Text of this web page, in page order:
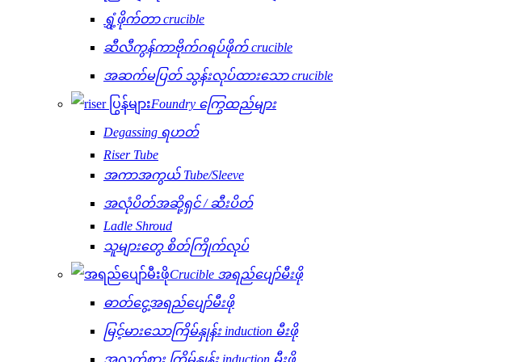
ရွှံ့ဖိုက်တာ crucible
ဆီလီကွန်ကာဗိုက်ဂရပ်ဖိုက် crucible
အဆက်မပြတ် သွန်းလုပ်ထားသော crucible
Foundry ကြွေထည်များ
Degassing ရဟတ်
Riser Tube
အကာအကွယ် Tube/Sleeve
အလုံပိတ်အဆို့ရှင် / ဆီးပိတ်
Ladle Shroud
သူများတွေ စိတ်ကြိုက်လုပ်
Crucible အရည်ပျော်မီးဖို
ဓာတ်ငွေ့အရည်ပျော်မီးဖို
မြင့်မားသောကြိမ်နှုန်း induction မီးဖို
အလတ်စား ကြိမ်နှုန်း induction မီးဖို